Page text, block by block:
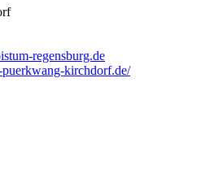
regensburg.de
kirchdorf.de/